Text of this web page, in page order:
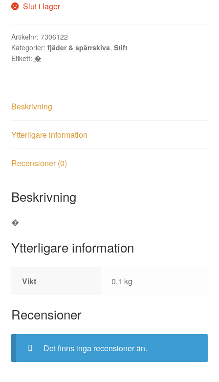
Slut i lager
Artikelnr: 7306122
Kategorier: fjäder & spärrskiva, Stift
Etikett: �
Beskrivning
Ytterligare information
Recensioner (0)
Beskrivning
�
Ytterligare information
Vikt 0,1 kg
Recensioner
Det finns inga recensioner än.